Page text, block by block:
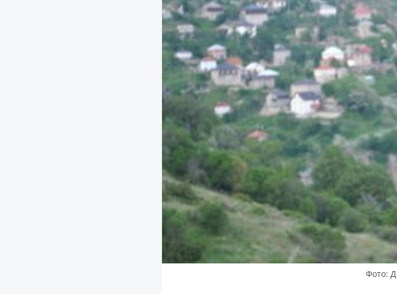
Фото: